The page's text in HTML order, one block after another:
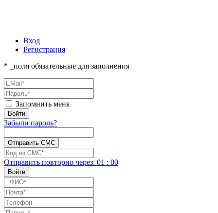
Вход
Регистрация
* _поля обязательные для заполнения
Запомнить меня
Забыли пароль?
Отправить повторно через: 01 : 00